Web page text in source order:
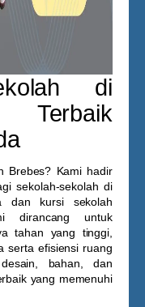
di
Terbaik
Brebes? Kami hadir
sekolah-sekolah di
dan kursi sekolah
dirancang untuk
tahan yang tinggi,
serta efisiensi ruang
bahan, dan
yang memenuhi